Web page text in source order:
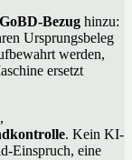
GoBD-Bezug hinzu:
Ursprungsbeleg
werden,
ersetzt
. Kein KI-
Einspruch, eine